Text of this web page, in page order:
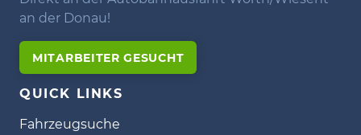
an der Donau!
MITARBEITER GESUCHT
QUICK LINKS
Fahrzeugsuche